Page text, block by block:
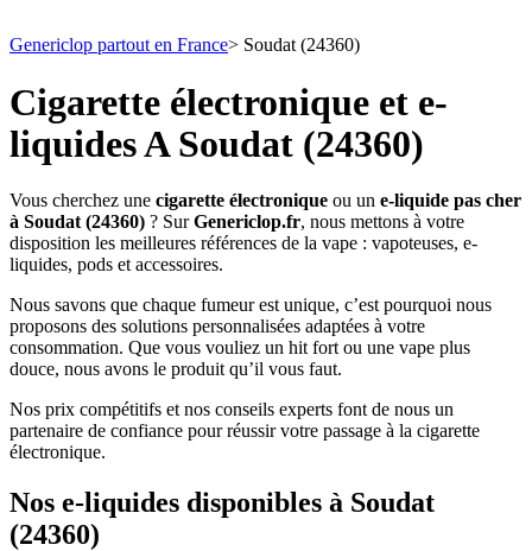
Genericlop partout en France> Soudat (24360)
Cigarette électronique et e-
liquides A Soudat (24360)
Vous cherchez une cigarette électronique ou un e-liquide pas cher
à Soudat (24360) ? SurGenericlop.fr, nous mettons à votre
disposition les meilleures références de la vape : vapoteuses, e-
liquides, pods et accessoires.
Nous savons que chaque fumeur est unique, c’est pourquoi nous
proposons des solutions personnalisées adaptées à votre
consommation. Que vous vouliez un hit fort ou une vape plus
douce, nous avons le produit qu’il vous faut.
Nos prix compétitifs et nos conseils experts font de nous un
partenaire de confiance pour réussir votre passage à la cigarette
électronique.
Nos e-liquides disponibles à Soudat
(24360)